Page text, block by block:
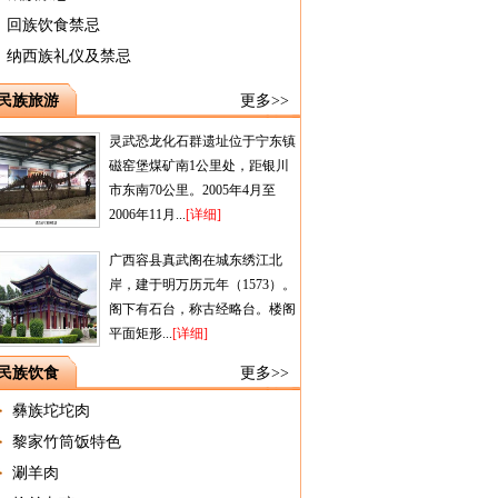
回族饮食禁忌
纳西族礼仪及禁忌
更多>>
族旅游
灵武恐龙化石群遗址位于宁东镇
磁窑堡煤矿南1公里处，距银川
市东南70公里。2005年4月至
2006年11月...[详细]
广西容县真武阁在城东绣江北
岸，建于明万历元年（1573）。
阁下有石台，称古经略台。楼阁
平面矩形...[详细]
更多>>
族饮食
彝族坨坨肉
黎家竹筒饭特色
涮羊肉